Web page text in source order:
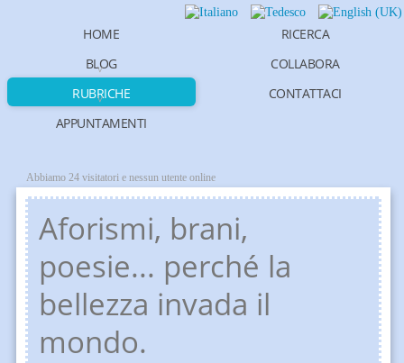
HOME
BLOG
RUBRICHE
APPUNTAMENTI
RICERCA
COLLABORA
CONTATTACI
Abbiamo 24 visitatori e nessun utente online
Aforismi, brani,
poesie... perché la
bellezza invada il
mondo.